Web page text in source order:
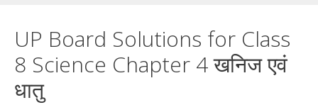
UP Board Solutions for Class
8 Science Chapter 4 खनिज एवं
धातु